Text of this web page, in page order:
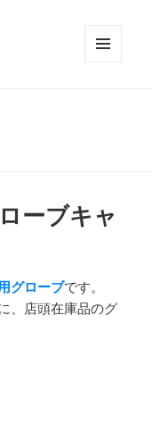
ーブキャ
グローブです。
、店頭在庫品のグ